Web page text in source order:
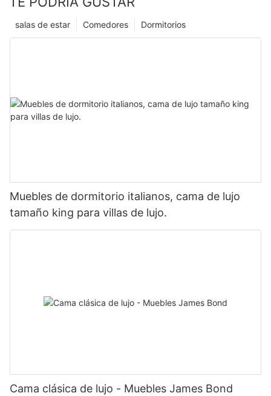
Dormitorios
Comedores
salas de estar
Muebles de dormitorio italianos, cama de lujo
tamaño king para villas de lujo.
Cama clásica de lujo - Muebles James Bond